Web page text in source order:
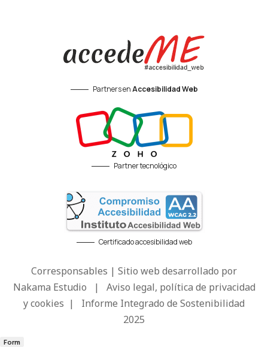
Partners enAccesibilidad Web
Partner tecnológico
Certificado accesibilidad web
Corresponsables | Sitio web desarrollado por
Nakama Estudio | Aviso legal, política de privacidad
y cookies | Informe Integrado de Sostenibilidad
2025
Form